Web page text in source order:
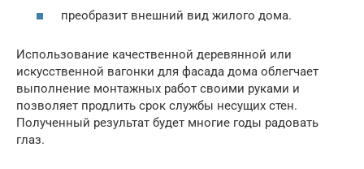
преобразит внешний вид жилого дома.
Использование качественной деревянной или
искусственной вагонки для фасада дома облегчает
выполнение монтажных работ своими руками и
позволяет продлить срок службы несущих стен.
Полученный результат будет многие годы радовать
глаз.